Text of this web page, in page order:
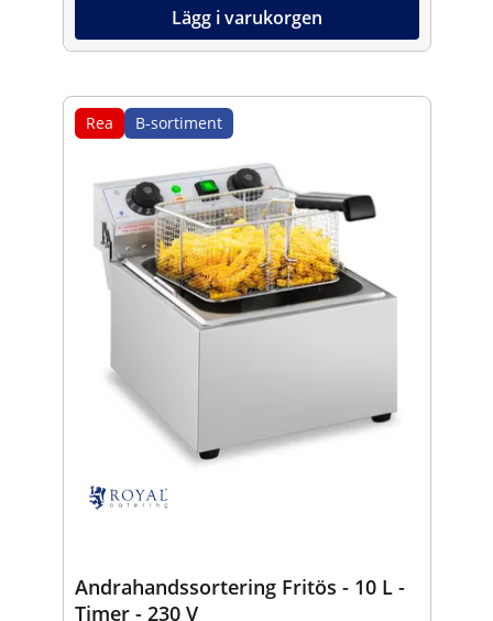
Lägg i varukorgen
Rea B-sortiment
Andrahandssortering Fritös - 10 L -
Timer - 230 V